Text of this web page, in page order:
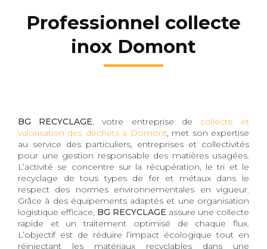
Professionnel collecte
inox Domont
BG RECYCLAGE, votre entreprise de collecte et
valorisation des déchets à Domont, met son expertise
au service des particuliers, entreprises et collectivités
pour une gestion responsable des matières usagées.
L’activité se concentre sur la récupération, le tri et le
recyclage de tous types de fer et métaux dans le
respect des normes environnementales en vigueur.
Grâce à des équipements adaptés et une organisation
logistique efficace, BG RECYCLAGE assure une collecte
rapide et un traitement optimisé de chaque flux.
L’objectif est de réduire l’impact écologique tout en
réinjectant les matériaux recyclables dans une